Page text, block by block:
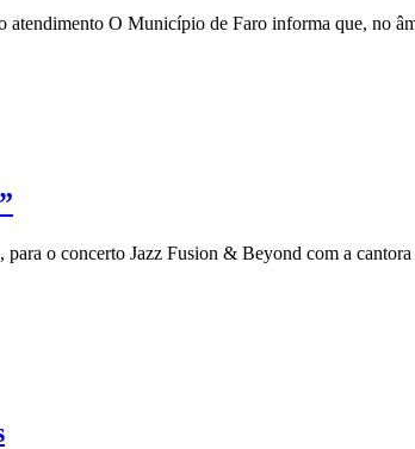
O Município de Faro informa que, no
o concerto Jazz Fusion & Beyond com a